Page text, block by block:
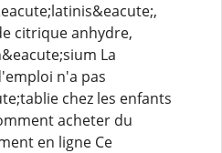
citrique anhydre,
La
n'a pas
chez les enfants
acheter du
en ligne Ce